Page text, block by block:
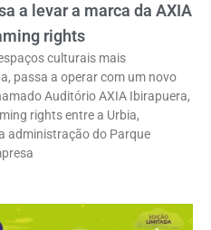
a levar a marca da AXIA
rights
culturais mais
passa a operar com um novo
Auditório AXIA Ibirapuera,
rights entre a Urbia,
administração do Parque